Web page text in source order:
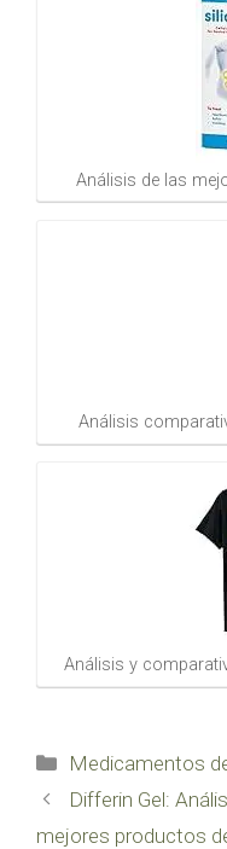
Análisis de las
Análisis
Análisis y
Categorías
Medicamentos
Differin Gel:
mejores productos